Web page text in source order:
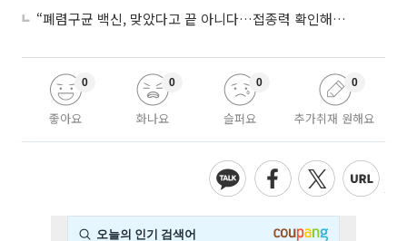
“폐렴구균 백신, 맞았다고 끝 아니다…접종력 확인해야”
좋아요
0
화나요
0
슬퍼요
0
추가취재 원해요
0